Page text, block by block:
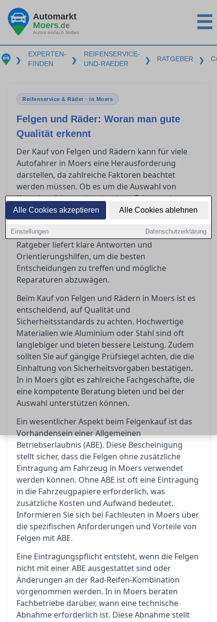
Alle Cookies akzeptieren Alle Cookies ablehnen
Einstellungen Datenschutzerklärung
Automarkt
Moers.de
Autos einfach finden ☰
❯
EXPERTEN-
FINDEN
❯
REIFENSERVICE-
UND-RAEDER
❯ RATGEBER ❯
Reifenservice & Räder · in Moers
Felgen und Räder: Woran man gute
Qualität erkennt
Der Kauf von Felgen und Rädern kann für viele
Autofahrer in Moers eine Herausforderung
darstellen, da zahlreiche Faktoren beachtet
werden müssen. Ob es um die Auswahl von
Kompletträdern oder einzelnen Felgen geht,
Fachwissen über die Qualitätsmerkmale und
rechtlichen Anforderungen wie ABE und
Eintragungspflicht ist unerlässlich. Dieser
Ratgeber liefert klare Antworten und
Orientierungshilfen, um die besten
Entscheidungen zu treffen und mögliche
Reparaturen abzuwägen.
Beim Kauf von Felgen und Rädern in Moers ist es
entscheidend, auf Qualität und
Sicherheitsstandards zu achten. Hochwertige
Materialien wie Aluminium oder Stahl sind oft
langlebiger und bieten bessere Leistung. Zudem
sollten Sie auf gängige Prüfsiegel achten, die die
Einhaltung von Sicherheitsvorgaben bestätigen.
In in Moers gibt es zahlreiche Fachgeschäfte, die
eine kompetente Beratung bieten und bei der
Auswahl unterstützen können.
Ein wesentlicher Aspekt beim Felgenkauf ist das
Vorhandensein einer Allgemeinen
Betriebserlaubnis (ABE). Diese Bescheinigung
stellt sicher, dass die Felgen ohne zusätzliche
Eintragung am Fahrzeug in Moers verwendet
werden können. Ohne ABE ist oft eine Eintragung
in die Fahrzeugpapiere erforderlich, was
zusätzliche Kosten und Aufwand bedeutet.
Informieren Sie sich bei Fachleuten in Moers über
die spezifischen Anforderungen und Vorteile von
Felgen mit ABE.
Eine Eintragungspflicht entsteht, wenn die Felgen
nicht mit einer ABE ausgestattet sind oder
Änderungen an der Rad-Reifen-Kombination
vorgenommen werden. In in Moers beraten
Fachbetriebe darüber, wann eine technische
Abnahme erforderlich ist. Diese Abnahme stellt